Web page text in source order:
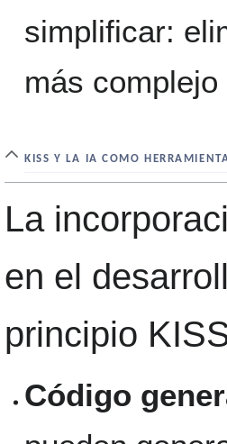
simplificar:
más
KISS Y LA IA COMO
La
en el
principio
Código